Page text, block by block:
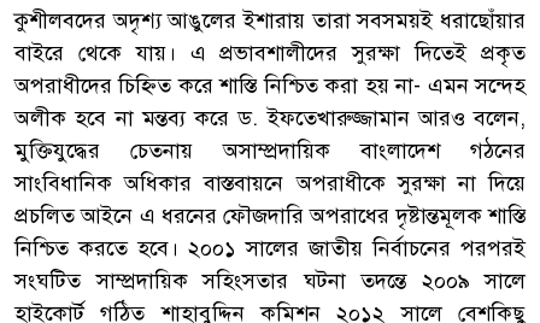
কুশীলবদের অদৃশ্য আঙুলের ইশারায় তারা সবসময়ই ধরাছোঁয়ার
বাইরে থেকে যায়। এ প্রভাবশালীদের সুরক্ষা দিতেই প্রকৃত
অপরাধীদের চিহ্নিত করে শাস্তি নিশ্চিত করা হয় না- এমন সন্দেহ
অলীক হবে না মন্তব্য করে ড. ইফতেখারুজ্জামান আরও বলেন,
মুক্তিযুদ্ধের চেতনায় অসাম্প্রদায়িক বাংলাদেশ গঠনের
সাংবিধানিক অধিকার বাস্তবায়নে অপরাধীকে সুরক্ষা না দিয়ে
প্রচলিত আইনে এ ধরনের ফৌজদারি অপরাধের দৃষ্টান্তমূলক শাস্তি
নিশ্চিত করতে হবে। ২০০১ সালের জাতীয় নির্বাচনের পরপরই
সংঘটিত সাম্প্রদায়িক সহিংসতার ঘটনা তদন্তে ২০০৯ সালে
হাইকোর্ট গঠিত শাহাবুদ্দিন কমিশন ২০১২ সালে বেশকিছু